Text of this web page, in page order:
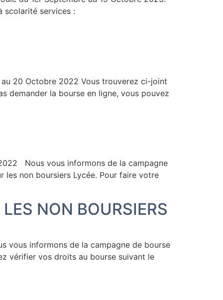
scolarité services :
20 Octobre 2022 Vous trouverez ci-joint
demander la bourse en ligne, vous pouvez
2022 Nous vous informons de la campagne
non boursiers Lycée. Pour faire votre
NON BOURSIERS
vous informons de la campagne de bourse
vérifier vos droits au bourse suivant le